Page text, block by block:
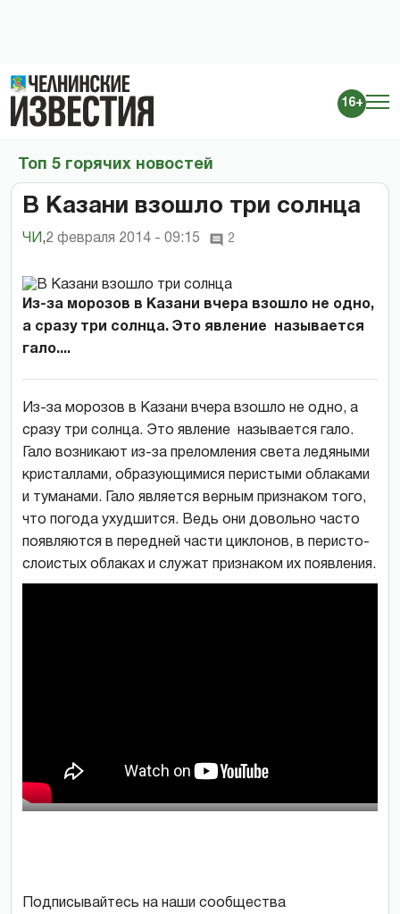
16+
Топ 5 горячих новостей
В Казани взошло три солнца
ЧИ ,2 февраля 2014 - 09:15 2
Из-за морозов в Казани вчера взошло не одно,
а сразу три солнца. Это явление называется
гало....
Из-за морозов в Казани вчера взошло не одно, а
сразу три солнца. Это явление называется гало.
Гало возникают из-за преломления света ледяными
кристаллами, образующимися перистыми облаками
и туманами. Гало является верным признаком того,
что погода ухудшится. Ведь они довольно часто
появляются в передней части циклонов, в перисто-
слоистых облаках и служат признаком их появления.
Подписывайтесь на наши сообщества